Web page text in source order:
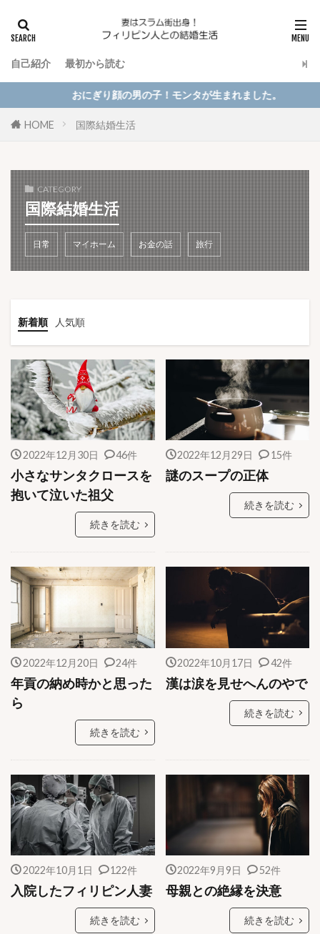
自己紹介 最初から読む
おにぎり顔の男の子！モンタが生まれました。
HOME 国際結婚生活
CATEGORY
国際結婚生活
日常 マイホーム お金の話 旅行
新着順 人気順
2022年12月30日 46件
小さなサンタクロースを
抱いて泣いた祖父
続きを読む
2022年12月29日 15件
謎のスープの正体
続きを読む
2022年12月20日 24件
年貢の納め時かと思った
ら
続きを読む
2022年10月17日 42件
漢は涙を見せへんのやで
続きを読む
2022年10月1日 122件
入院したフィリピン人妻
続きを読む
2022年9月9日 52件
母親との絶縁を決意
続きを読む